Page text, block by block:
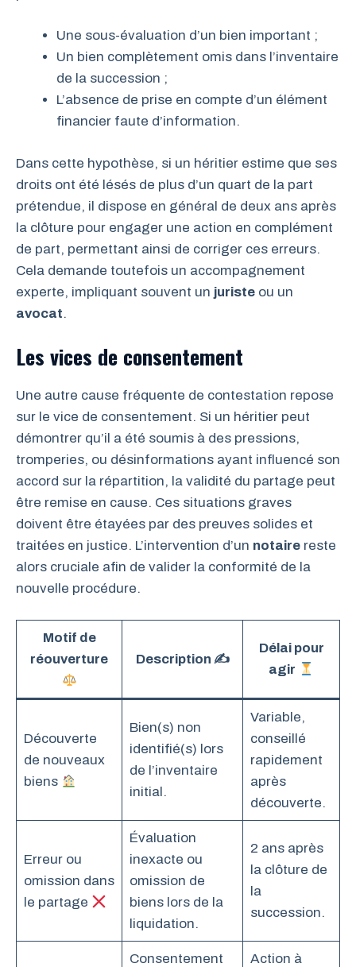
Une sous-évaluation d’un bien important ;
Un bien complètement omis dans l’inventaire
de la succession ;
L’absence de prise en compte d’un élément
financier faute d’information.
Dans cette hypothèse, si un héritier estime que ses
droits ont été lésés de plus d’un quart de la part
prétendue, il dispose en général de deux ans après
la clôture pour engager une action en complément
de part, permettant ainsi de corriger ces erreurs.
Cela demande toutefois un accompagnement
experte, impliquant souvent un juriste ou un
avocat.
Les vices de consentement
Une autre cause fréquente de contestation repose
sur le vice de consentement. Si un héritier peut
démontrer qu’il a été soumis à des pressions,
tromperies, ou désinformations ayant influencé son
accord sur la répartition, la validité du partage peut
être remise en cause. Ces situations graves
doivent être étayées par des preuves solides et
traitées en justice. L’intervention d’un notaire reste
alors cruciale afin de valider la conformité de la
nouvelle procédure.
Motif de
réouverture
Description ✍️
Délai pour
agir
Découverte
de nouveaux
biens
Bien(s) non
identifié(s) lors
de l’inventaire
initial.
Variable,
conseillé
rapidement
après
découverte.
Erreur ou
omission dans
le partage
Évaluation
inexacte ou
omission de
biens lors de la
liquidation.
2 ans après
la clôture de
la
succession.
Consentement
Action à